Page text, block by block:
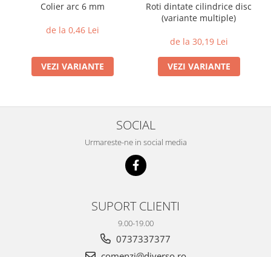
Colier arc 6 mm
de la 0,46 Lei
VEZI VARIANTE
Roti dintate cilindrice disc
(variante multiple)
de la 30,19 Lei
VEZI VARIANTE
SOCIAL
Urmareste-ne in social media
SUPORT CLIENTI
9.00-19.00
0737337377